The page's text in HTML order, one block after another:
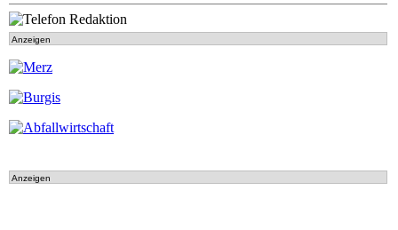
Anzeigen
Anzeigen